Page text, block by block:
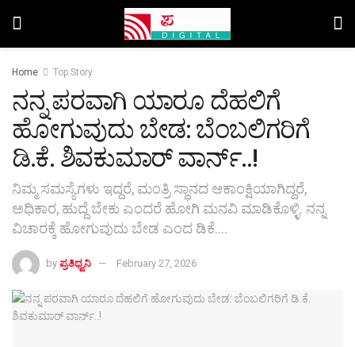
Home Top Story
ನನ್ನ ಪರವಾಗಿ ಯಾರೂ ದೆಹಲಿಗೆ
ಹೋಗುವುದು ಬೇಡ: ಬೆಂಬಲಿಗರಿಗೆ
ಡಿ.ಕೆ. ಶಿವಕುಮಾರ್ ವಾರ್ನ್..!
ನಿಮ್ಮ ಸಮಸ್ಯೆಗಳು ಇದ್ದರೆ, ಮಂತ್ರಿ ಸ್ಥಾನದ ಆಕಾಂಕ್ಷಿಯಾಗಿದ್ದರೆ,
ಅಧಿಕಾರ, ಹುದ್ದೆ ಬೇಕು ಎಂದರೆ ಹೋಗಿ ಮನವಿ ಮಾಡಿಕೊಳ್ಳಿ. ನನ್ನ
ವಿಚಾರಕ್ಕೆ ಹೋಗುವುದು ಬೇಡ ಎಂದ ಡಿಕೆ....
by ಪ್ರತಿಧ್ವನಿ February 27, 2026